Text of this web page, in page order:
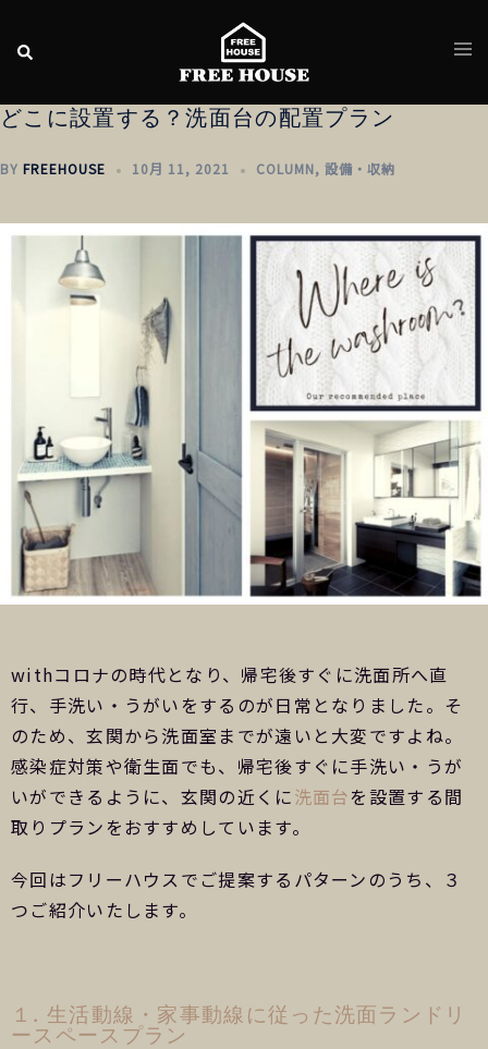
どこに設置する？洗面台の配置プラン
BY FREEHOUSE 10月 11, 2021 COLUMN, 設備・収納
withコロナの時代となり、帰宅後すぐに洗面所へ直
行、手洗い・うがいをするのが日常となりました。そ
のため、玄関から洗面室までが遠いと大変ですよね。
感染症対策や衛生面でも、帰宅後すぐに手洗い・うが
いができるように、玄関の近くに洗面台を設置する間
取りプランをおすすめしています。
今回はフリーハウスでご提案するパターンのうち、３
つご紹介いたします。
１. 生活動線・家事動線に従った洗面ランドリ
ースペースプラン